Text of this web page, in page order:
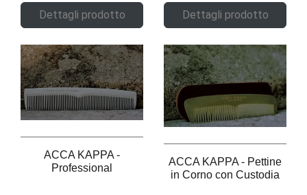
Dettagli prodotto Dettagli prodotto
ACCA KAPPA -
Professional
ACCA KAPPA - Pettine
in Corno con Custodia